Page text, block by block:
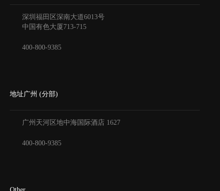
深圳福田区深南大道6013号
中国有色大厦713-715
400-800-9385
地址广州 (分部)
广州天河区地中海国际酒店 1627
400-800-9385